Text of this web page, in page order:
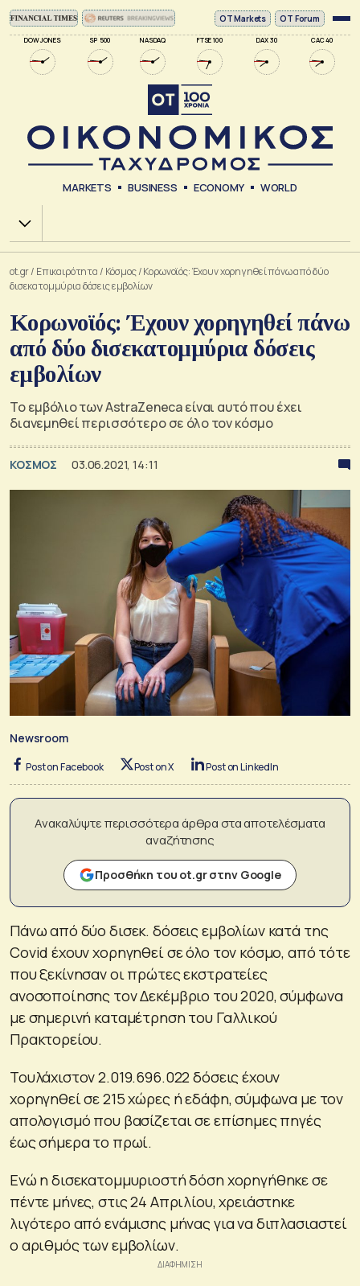
DOW JONES SP 500 NASDAQ FTSE 100 DAX 30 CAC 40
ΟΤ Markets OT Forum
MARKETS BUSINESS ECONOMY WORLD
Χ.Α.
ot.gr/ Επικαιρότητα / Κόσμος/Κορωνοϊός: Έχουν χορηγηθεί πάνω από δύο
δισεκατομμύρια δόσεις εμβολίων
Κορωνοϊός: Έχουν χορηγηθεί πάνω
από δύο δισεκατομμύρια δόσεις
εμβολίων
Το εμβόλιο των AstraZeneca είναι αυτό που έχει
διανεμηθεί περισσότερο σε όλο τον κόσμο
ΚΟΣΜΟΣ 03.06.2021, 14:11
Newsroom
Post on Facebook Post on X Post on LinkedIn
Ανακαλύψτε περισσότερα άρθρα στα αποτελέσματα
αναζήτησης
Προσθήκη του ot.gr στην Google
Πάνω από δύο δισεκ. δόσεις εμβολίων κατά της
Covid έχουν χορηγηθεί σε όλο τον κόσμο, από τότε
που ξεκίνησαν οι πρώτες εκστρατείες
ανοσοποίησης τον Δεκέμβριο του 2020, σύμφωνα
με σημερινή καταμέτρηση του Γαλλικού
Πρακτορείου.
Τουλάχιστον 2.019.696.022 δόσεις έχουν
χορηγηθεί σε 215 χώρες ή εδάφη, σύμφωνα με τον
απολογισμό που βασίζεται σε επίσημες πηγές
έως σήμερα το πρωί.
Ενώ η δισεκατομμυριοστή δόση χορηγήθηκε σε
πέντε μήνες, στις 24 Απριλίου, χρειάστηκε
λιγότερο από ενάμισης μήνας για να διπλασιαστεί
ο αριθμός των εμβολίων.